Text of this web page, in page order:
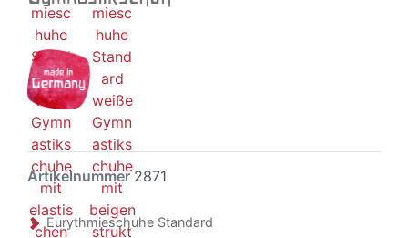
Artikelnummer2871
Eurythmieschuhe Standard